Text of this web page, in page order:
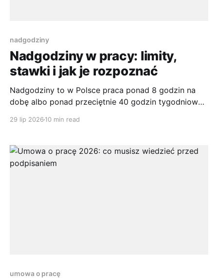
nadgodziny
Nadgodziny w pracy: limity,
stawki i jak je rozpoznać
Nadgodziny to w Polsce praca ponad 8 godzin na
dobę albo ponad przeciętnie 40 godzin tygodniowo.
nie może przekraczać przeciętnie 48 godzin, a za
nocne, niedzielne i świąteczne 100% gov.pl. Spis
treści * Skala nadgodzin w Polsce
29 lip 2026 10 min read
umowa o pracę